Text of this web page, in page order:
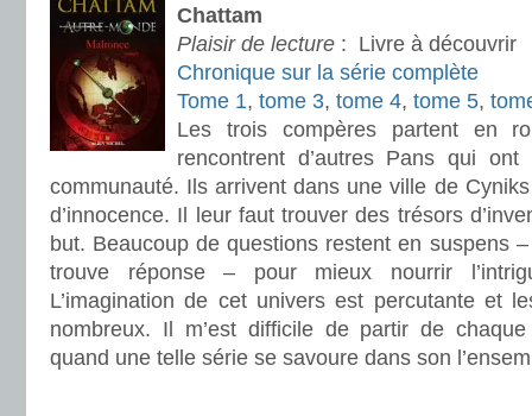
Chattam
Plaisir de lecture : Livre à découvrir
Chronique sur la série complète
Tome 1, tome 3, tome 4, tome 5,
Les trois compères partent en
rencontrent d’autres Pans qui
communauté. Ils arrivent dans une ville de
d’innocence. Il leur faut trouver des trésors
but. Beaucoup de questions restent en suspens
trouve réponse – pour mieux nourrir
L’imagination de cet univers est percutante et
nombreux. Il m’est difficile de partir de
quand une telle série se savoure dans son